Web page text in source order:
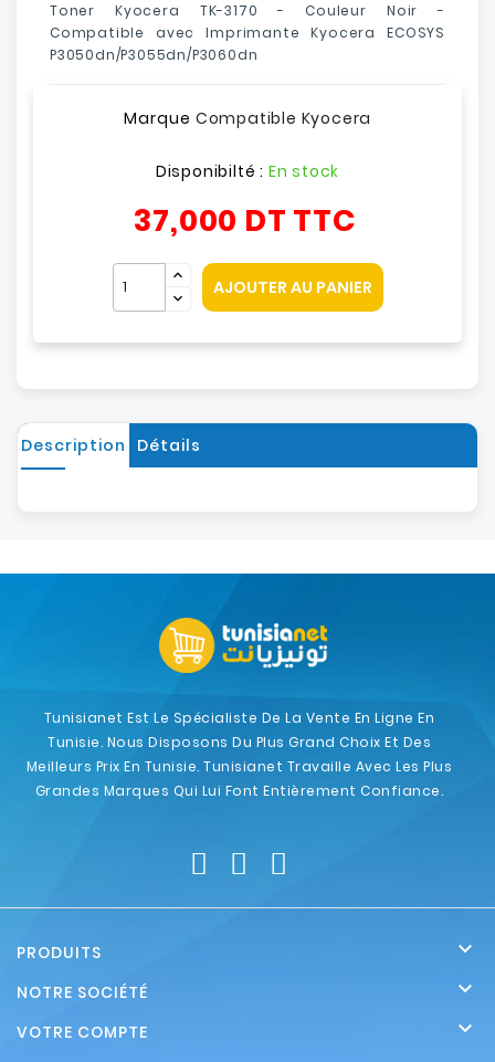
Toner Kyocera TK-3170 - Couleur Noir -
Compatible avec Imprimante Kyocera ECOSYS
P3050dn/P3055dn/P3060dn
Marque Compatible Kyocera
Disponibilté : En stock
37,000 DT TTC
AJOUTER AU PANIER
Description Détails
Tunisianet Est Le Spécialiste De La Vente En Ligne En
Tunisie. Nous Disposons Du Plus Grand Choix Et Des
Meilleurs Prix En Tunisie. Tunisianet Travaille Avec Les Plus
Grandes Marques Qui Lui Font Entièrement Confiance.
PRODUITS 
NOTRE SOCIÉTÉ 
VOTRE COMPTE 